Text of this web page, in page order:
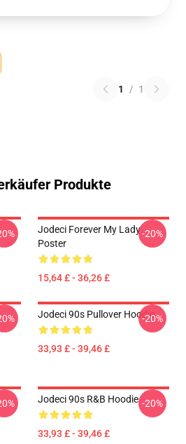
1 / 1
Produkte
Jodeci Forever My Lady
Poster
15,64 £ - 36,26 £
-20%
Jodeci 90s Pullover Hoodie
33,93 £ - 39,46 £
-20%
Jodeci 90s R&B Hoodie
33,93 £ - 39,46 £
-20%